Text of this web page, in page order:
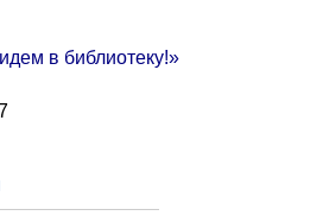
в библиотеку!»